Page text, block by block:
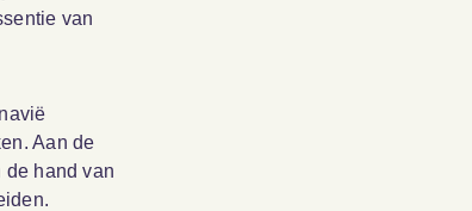
van
Aan de
de hand van